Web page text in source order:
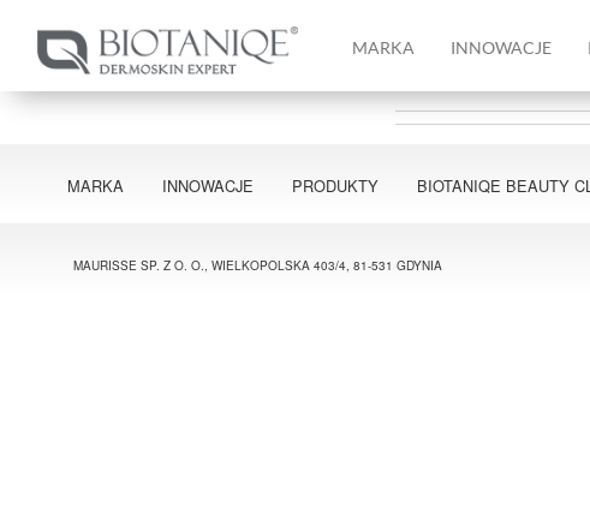
MARKA INNOWACJE
MARKA INNOWACJE PRODUKTY BIOTANIQE BEAUTY
MAURISSE SP. Z O. O., WIELKOPOLSKA 403/4, 81-531 GDYNIA